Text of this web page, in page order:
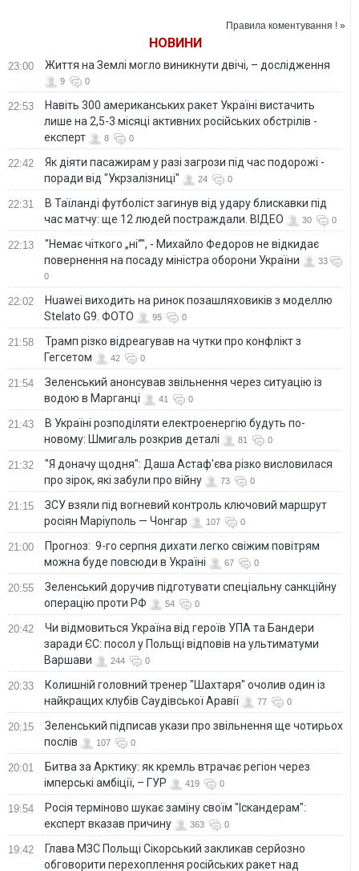
400 тысяч
"начало эпохи
Правила коментування ! »
НОВИНИ
23:00 Життя на Землі могло виникнути двічі, – дослідження
9 0
22:53
Навіть 300 американських ракет Україні вистачить
лише на 2,5-3 місяці активних російських обстрілів -
експерт
8 0
22:42
Як діяти пасажирам у разі загрози під час подорожі -
поради від "Укрзалізниці"
24 0
22:31
В Таїланді футболіст загинув від удару блискавки під
час матчу: ще 12 людей постраждали. ВІДЕО
30 0
22:13
"Немає чіткого „ні“", - Михайло Федоров не відкидає
повернення на посаду міністра оборони України
33
0
22:02
Huawei виходить на ринок позашляховиків з моделлю
Stelato G9. ФОТО
95 0
21:58
Трамп різко відреагував на чутки про конфлікт з
Гегсетом
42 0
21:54
Зеленський анонсував звільнення через ситуацію із
водою в Марганці
41 0
21:43
В Україні розподіляти електроенергію будуть по-
новому: Шмигаль розкрив деталі
81 0
21:32
"Я доначу щодня": Даша Астаф'єва різко висловилася
про зірок, які забули про війну
73 0
21:15
ЗСУ взяли під вогневий контроль ключовий маршрут
росіян Маріуполь — Чонгар
107 0
21:00
Прогноз: 9-го серпня дихати легко свіжим повітрям
можна буде повсюди в Україні
67 0
20:55
Зеленський доручив підготувати спеціальну санкційну
операцію проти РФ
54 0
20:42
Чи відмовиться Україна від героїв УПА та Бандери
заради ЄС: посол у Польщі відповів на ультиматуми
Варшави
244 0
20:33
Колишній головний тренер "Шахтаря" очолив один із
найкращих клубів Саудівської Аравії
77 0
20:15
Зеленський підписав укази про звільнення ще чотирьох
послів
107 0
20:01
Битва за Арктику: як кремль втрачає регіон через
імперські амбіції, – ГУР
419 0
19:54
Росія терміново шукає заміну своїм "Іскандерам":
експерт вказав причину
363 0
19:42
Глава МЗС Польщі Сікорський закликав серйозно
обговорити перехоплення російських ракет над